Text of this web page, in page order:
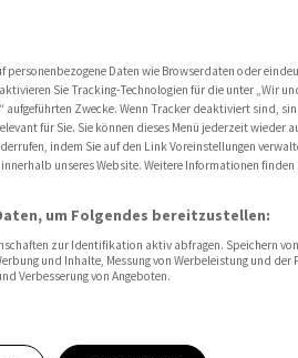
personenbezogene Daten wie Browserdaten oder
Sie Tracking-Technologien für die unter „Wir
Zwecke. Wenn Tracker deaktiviert sind,
für Sie. Sie können dieses Menü jederzeit wieder
indem Sie auf den Link Voreinstellungen
unseres Website. Weitere Informationen finden
um Folgendes bereitzustellen:
zur Identifikation aktiv abfragen. Speichern
und Inhalte, Messung von Werbeleistung und der
Verbesserung von Angeboten.